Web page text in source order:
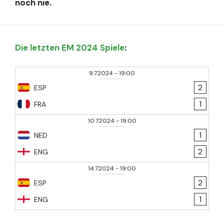
noch nie.
Die letzten EM 2024 Spiele:
9.7.2024-19:00
ESP
FRA
2
1
10.7.2024-19:00
NED
ENG
1
2
14.7.2024-19:00
ESP
ENG
2
1